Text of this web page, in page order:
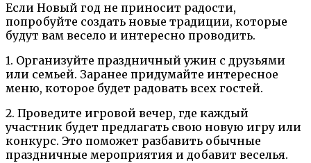
Если Новый год не приносит радости,
попробуйте создать новые традиции, которые
будут вам весело и интересно проводить.
1. Организуйте праздничный ужин с друзьями
или семьей. Заранее придумайте интересное
меню, которое будет радовать всех гостей.
2. Проведите игровой вечер, где каждый
участник будет предлагать свою новую игру или
конкурс. Это поможет разбавить обычные
праздничные мероприятия и добавит веселья.